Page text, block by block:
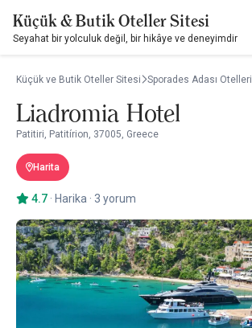
Küçük & Butik Oteller Sitesi
Seyahat bir yolculuk değil, bir hikâye ve deneyimdir
Küçük ve Butik Oteller Sitesi Sporades Adası Otelleri
Liadromia Hotel
Patitiri, Patitírion, 37005, Greece
Harita
4.7 · Harika · 3 yorum